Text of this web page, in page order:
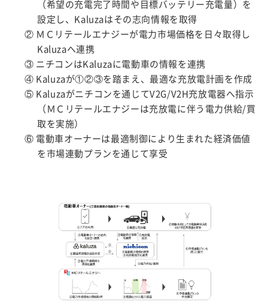
（希望の充電完了時間や目標バッテリー充電量）を
設定し、Kaluzaはその志向情報を取得
② ＭＣリテールエナジーが電力市場価格を日々取得し
Kaluzaへ連携
③ ニチコンはKaluzaに電動車の情報を連携
④ Kaluzaが①②③を踏まえ、最適な充放電計画を作成
⑤ Kaluzaがニチコンを通じてV2G/V2H充放電器へ指示
（ＭＣリテールエナジーは充放電に伴う電力供給/買
取を実施）
⑥ 電動車オーナーは最適制御により生まれた経済価値
を市場連動プランを通じて享受